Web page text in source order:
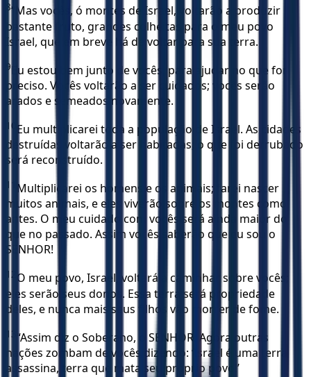
8“Mas vocês, ó montes de Israel, voltarão a produzir
bastante fruto, grandes colheitas para o meu povo
Israel, que em breve há de voltar para sua terra.
9
Eu estou bem junto de vocês, para ajudar no que for
preciso. Vocês voltarão a ser cuidados; vocês serão
arados e semeados novamente.
10 Eu multiplicarei toda a população de Israel. As cidades
destruídas voltarão a ser habitadas; o que foi derrubado
será reconstruído.
11
Multiplicarei os homens e os animais; farei nascer
muitos animais, e eles viverão sobre os montes como
antes. O meu cuidado com vocês será ainda maior do
que no passado. Assim vocês saberão que eu sou o
SENHOR!
12 O meu povo, Israel, voltará a caminhar sobre vocês;
eles serão seus donos. Essa terra será propriedade
deles, e nunca mais seus filhos vão morrer de fome.
13 “Assim diz o Soberano, o SENHOR: Agora outras
nações zombam de vocês dizendo: ‘Israel é uma terra
assassina, terra que mata seu próprio povo!’